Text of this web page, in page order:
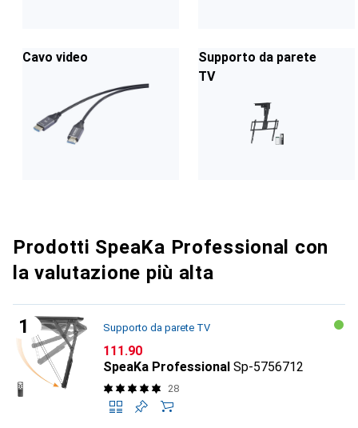
Cavo video
Supporto da parete
TV
Prodotti SpeaKa Professional con
la valutazione più alta
Supporto da parete TV
CHF
111.90
SpeaKa Professional Sp-5756712
28